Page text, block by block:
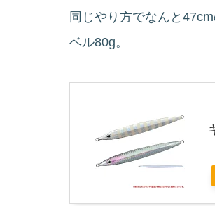
同じやり方でなんと
ベル80g。